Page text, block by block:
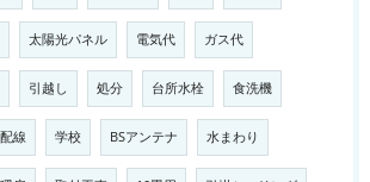
太陽光パネル 電気代 ガス代
引越し 処分 台所水栓 食洗機
線 学校 BSアンテナ 水まわり